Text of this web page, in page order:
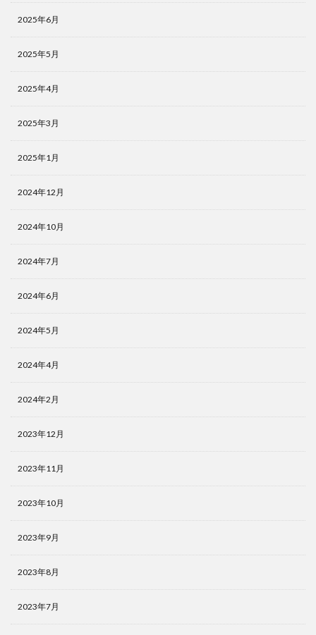
2025年6月
2025年5月
2025年4月
2025年3月
2025年1月
2024年12月
2024年10月
2024年7月
2024年6月
2024年5月
2024年4月
2024年2月
2023年12月
2023年11月
2023年10月
2023年9月
2023年8月
2023年7月